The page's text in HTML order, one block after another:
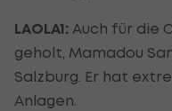
LAOLA1: Auch für die
geholt, Mamadou
Salzburg. Er hat
Anlagen.